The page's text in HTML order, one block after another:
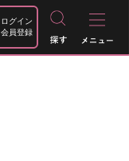
ログイン
会員登録